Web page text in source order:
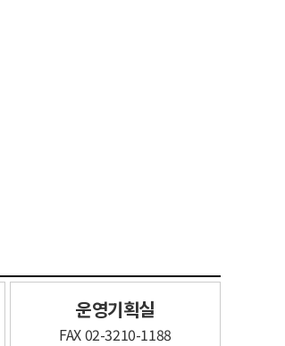
운영기획실​
FAX 02-3210-1188